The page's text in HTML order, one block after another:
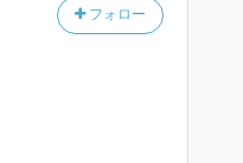
フォロー